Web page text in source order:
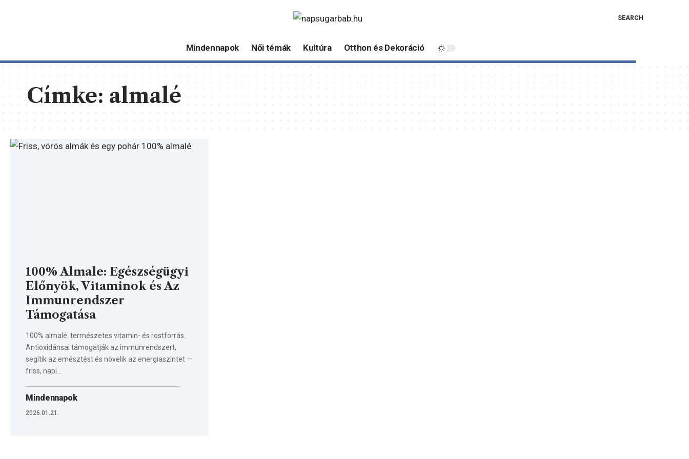
SEARCH
Mindennapok Női témák Kultúra Otthon és Dekoráció
Címke: almalé
100% Almale: Egészségügyi
Előnyök, Vitaminok és Az
Immunrendszer
Támogatása
100% almalé: természetes vitamin- és rostforrás.
Antioxidánsai támogatják az immunrendszert,
segítik az emésztést és növelik az energiaszintet —
friss, napi…
Mindennapok
2026.01.21.